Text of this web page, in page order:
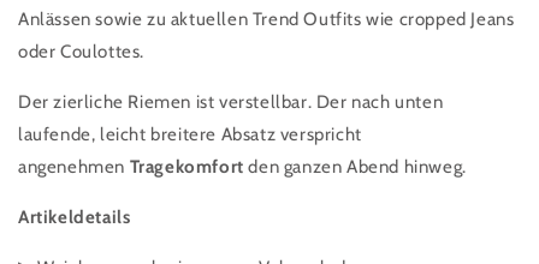
Anlässen sowie zu aktuellen Trend Outfits wie cropped Jeans
oder Coulottes.
Der zierliche Riemen ist verstellbar. Der nach unten
laufende, leicht breitere Absatz verspricht
angenehmen Tragekomfortden ganzen Abend hinweg.
Artikeldetails